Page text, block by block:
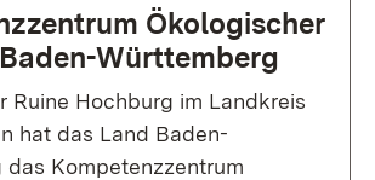
Ökologischer
Württemberg
Ruine Hochburg im Landkreis
hat das Land Baden-
Kompetenzzentrum